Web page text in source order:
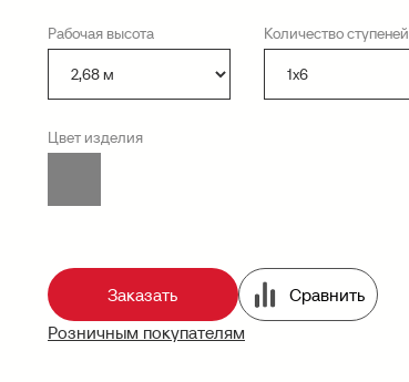
Рабочая высота Количество ступеней
Цвет изделия
Заказать
Сравнить
Розничным покупателям